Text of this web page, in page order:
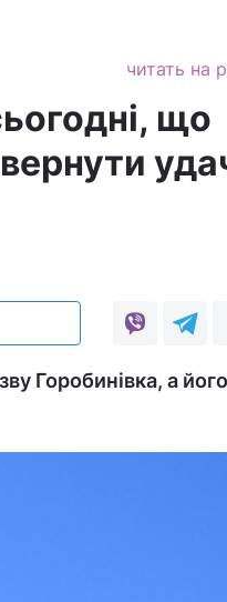
читать на
що
Горобинівка, а його